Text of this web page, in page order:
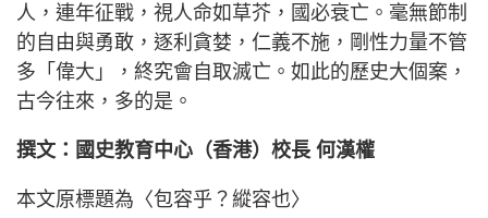
人，連年征戰，視人命如草芥，國必衰亡。毫無節制
的自由與勇敢，逐利貪婪，仁義不施，剛性力量不管
多「偉大」，終究會自取滅亡。如此的歷史大個案，
古今往來，多的是。
撰文：國史教育中心（香港）校長 何漢權
本文原標題為〈包容乎？縱容也〉